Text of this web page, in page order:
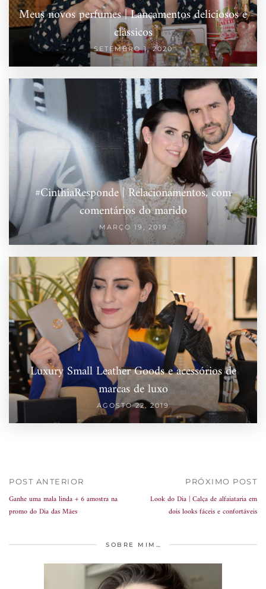
Meus novos perfumes | Lançamentos deliciosos e
clássicos
SETEMBRO 1, 2020
#CinthiaResponde | Relacionamentos, com
comentários do marido
MARÇO 19, 2019
Luxury Small Leather Goods e acessórios de
marcas de luxo
AGOSTO 22, 2019
POST ANTERIOR
Ganhe uma mala linda + 6 amostra na
promo do Dia das Mães
PRÓXIMO POST
Look do Dia | Calça de alfaiataria em
dois looks fáceis e confortáveis
SOBRE MIM…